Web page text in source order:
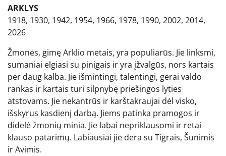
ARKLYS
1918, 1930, 1942, 1954, 1966, 1978, 1990, 2002, 2014,
2026
Žmonės, gimę Arklio metais, yra populiarūs. Jie linksmi,
sumaniai elgiasi su pinigais ir yra įžvalgūs, nors kartais
per daug kalba. Jie išmintingi, talentingi, gerai valdo
rankas ir kartais turi silpnybę priešingos lyties
atstovams. Jie nekantrūs ir karštakraujai dėl visko,
išskyrus kasdienį darbą. Jiems patinka pramogos ir
didelė žmonių minia. Jie labai nepriklausomi ir retai
klauso patarimų. Labiausiai jie dera su Tigrais, Šunimis
ir Avimis.